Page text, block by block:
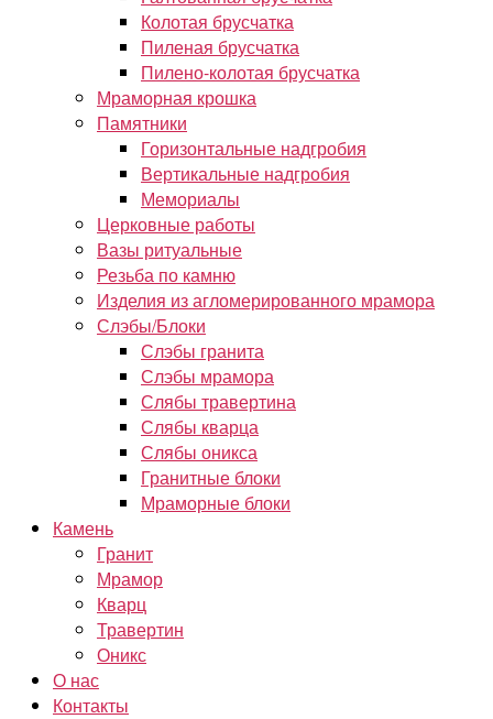
Колотая брусчатка
Пиленая брусчатка
Пилено-колотая брусчатка
Мраморная крошка
Памятники
Горизонтальные надгробия
Вертикальные надгробия
Мемориалы
Церковные работы
Вазы ритуальные
Резьба по камню
Изделия из агломерированного мрамора
Слэбы/Блоки
Слэбы гранита
Слэбы мрамора
Слябы травертина
Слябы кварца
Слябы оникса
Гранитные блоки
Мраморные блоки
Камень
Гранит
Мрамор
Кварц
Травертин
Оникс
О нас
Контакты